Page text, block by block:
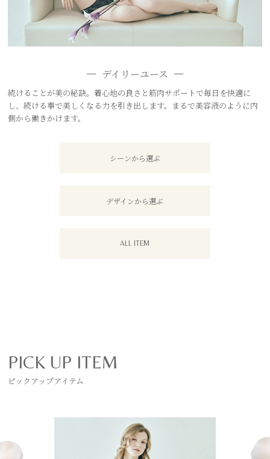
デイリーユース
続けることが美の秘訣。着心地の良さと筋肉サポートで毎日を快適に
し、続ける事で美しくなる力を引き出します。まるで美容液のように内
側から働きかけます。
シーンから選ぶ
デザインから選ぶ
ALL ITEM
PICK UP ITEM
ピックアップアイテム